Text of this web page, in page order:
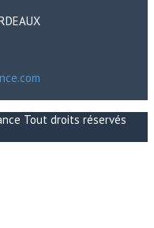
Tout droits réservés